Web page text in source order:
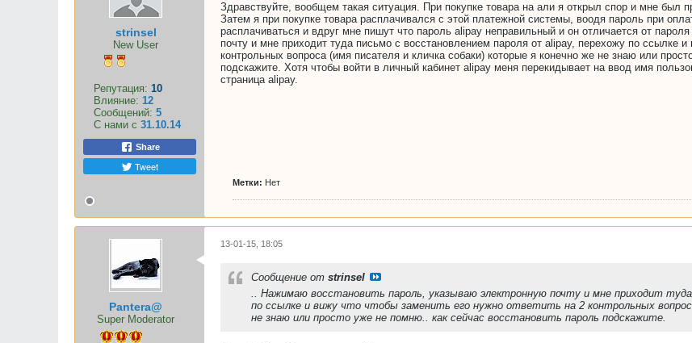
strinsel
New User
Репутация: 10
Влияние: 12
Сообщений: 5
С нами с 31.10.14
Share
Tweet
Здравствуйте, вообщем такая ситуация. При покупке товара на али я открыл спор и мне был
Затем я при покупке товара расплачивался с этой платежной системы, воодя пароль при
расплачиваться и вдруг мне пишут что пароль alipay неправильный и он отличается от
почту и мне приходит туда письмо с восстановлением пароля от alipay, перехожу по ссылке
контрольных вопроса (имя писателя и кличка собаки) которые я конечно же не знаю или
подскажите. Хотя чтобы войти в личный кабинет alipay меня перекидывает на ввод имя
страница alipay.
Метки: Нет
Pantera@
Super Moderator
13-01-15, 18:05
Сообщение от strinsel
.. Нажимаю восстановить пароль, указываю электронную почту и мне приходит
по ссылке и вижу что чтобы заменить его нужно ответить на 2 контрольных
не знаю или просто уже не помню.. как сейчас восстановить пароль подскажите.